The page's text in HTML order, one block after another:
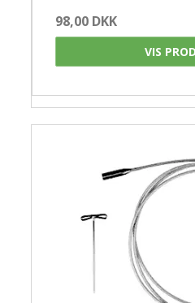
98,00 DKK
VIS